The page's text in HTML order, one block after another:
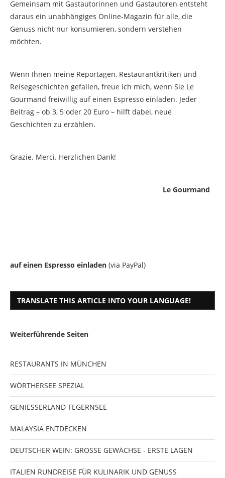
Gemeinsam mit Gastautorinnen und Gastautoren entsteht
daraus ein unabhängiges Online-Magazin für alle, die
Genuss nicht nur konsumieren, sondern verstehen
möchten.
Wenn Ihnen meine Reportagen, Restaurantkritiken und
Reisegeschichten gefallen, freue ich mich, wenn Sie Le
Gourmand freiwillig auf einen Espresso einladen. Jeder
Beitrag – ob 3, 5 oder 20 Euro – hilft dabei, neue
Geschichten zu erzählen.
Grazie. Merci. Herzlichen Dank!
Le Gourmand
auf einen Espresso einladen (via PayPal)
TRANSLATE THIS ARTICLE INTO YOUR LANGUAGE!
Weiterführende Seiten
RESTAURANTS IN MÜNCHEN
WÖRTHERSEE SPEZIAL
GENIESSERLAND TEGERNSEE
MALAYSIA ENTDECKEN
DEUTSCHER WEIN: GROSSE GEWÄCHSE - ERSTE LAGEN
ITALIEN RUNDREISE FÜR KULINARIK UND GENUSS